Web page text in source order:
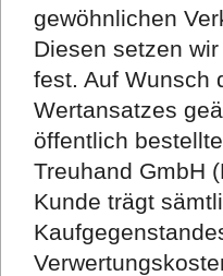
gewöhnlichen
Diesen setzen
fest. Auf Wunsch
Wertansatzes
öffentlich
Treuhand GmbH
Kunde trägt